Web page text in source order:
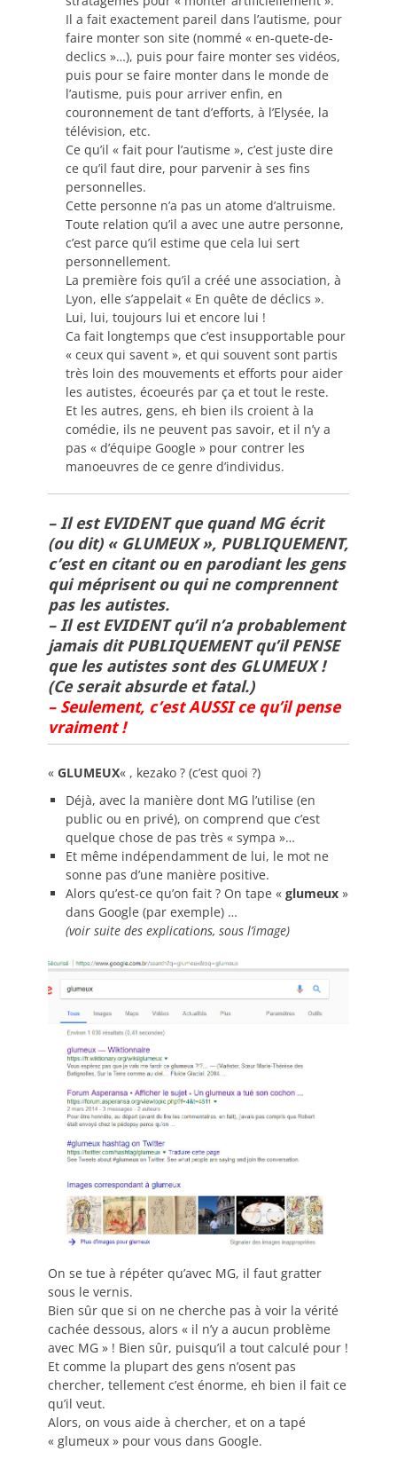
Il a fait exactement pareil dans l’autisme, pour
faire monter son site (nommé « en-quete-de-
declics »…), puis pour faire monter ses vidéos,
puis pour se faire monter dans le monde de
l’autisme, puis pour arriver enfin, en
couronnement de tant d’efforts, à l’Elysée, la
télévision, etc.
Ce qu’il « fait pour l’autisme », c’est juste dire
ce qu’il faut dire, pour parvenir à ses fins
personnelles.
Cette personne n’a pas un atome d’altruisme.
Toute relation qu’il a avec une autre personne,
c’est parce qu’il estime que cela lui sert
personnellement.
La première fois qu’il a créé une association, à
Lyon, elle s’appelait « En quête de déclics ».
Lui, lui, toujours lui et encore lui !
Ca fait longtemps que c’est insupportable pour
« ceux qui savent », et qui souvent sont partis
très loin des mouvements et efforts pour aider
les autistes, écoeurés par ça et tout le reste.
Et les autres, gens, eh bien ils croient à la
comédie, ils ne peuvent pas savoir, et il n’y a
pas « d’équipe Google » pour contrer les
manoeuvres de ce genre d’individus.
– Il est EVIDENT que quand MG écrit
(ou dit) « GLUMEUX », PUBLIQUEMENT,
c’est en citant ou en parodiant les gens
qui méprisent ou qui ne comprennent
pas les autistes.
– Il est EVIDENT qu’il n’a probablement
jamais dit PUBLIQUEMENT qu’il PENSE
que les autistes sont des GLUMEUX !
(Ce serait absurde et fatal.)
– Seulement, c’est AUSSI ce qu’il pense
vraiment !
« GLUMEUX« , kezako ? (c’est quoi ?)
Déjà, avec la manière dont MG l’utilise (en
public ou en privé), on comprend que c’est
quelque chose de pas très « sympa »…
Et même indépendamment de lui, le mot ne
sonne pas d’une manière positive.
Alors qu’est-ce qu’on fait ? On tape « glumeux »
dans Google (par exemple) …
(voir suite des explications, sous l’image)
On se tue à répéter qu’avec MG, il faut gratter
sous le vernis.
Bien sûr que si on ne cherche pas à voir la vérité
cachée dessous, alors « il n’y a aucun problème
avec MG » ! Bien sûr, puisqu’il a tout calculé pour !
Et comme la plupart des gens n’osent pas
chercher, tellement c’est énorme, eh bien il fait ce
qu’il veut.
Alors, on vous aide à chercher, et on a tapé
« glumeux » pour vous dans Google.